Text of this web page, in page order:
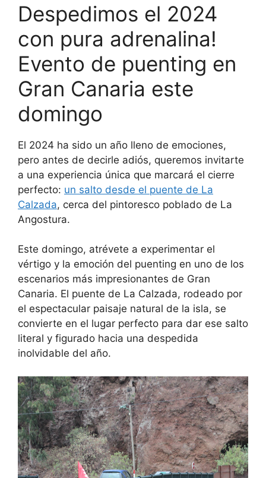
Despedimos el 2024
con pura adrenalina!
Evento de puenting en
Gran Canaria este
domingo
El 2024 ha sido un año lleno de emociones,
pero antes de decirle adiós, queremos invitarte
a una experiencia única que marcará el cierre
perfecto: un salto desde el puente de La
Calzada, cerca del pintoresco poblado de La
Angostura.
Este domingo, atrévete a experimentar el
vértigo y la emoción del puenting en uno de los
escenarios más impresionantes de Gran
Canaria. El puente de La Calzada, rodeado por
el espectacular paisaje natural de la isla, se
convierte en el lugar perfecto para dar ese salto
literal y figurado hacia una despedida
inolvidable del año.